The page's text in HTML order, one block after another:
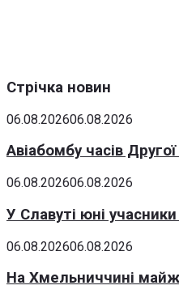
Стрічка новин
06.08.202606.08.2026
Авіабомбу часів
06.08.202606.08.2026
У Славуті юні
06.08.202606.08.2026
На Хмельниччині